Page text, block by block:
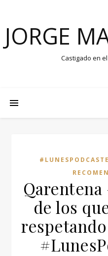
JORGE
Castigado en
de los
respetando